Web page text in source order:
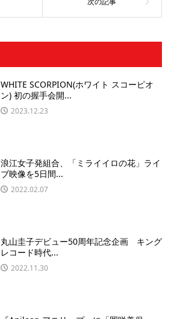
WHITE SCORPION(ホワイト スコーピオ
ン) 初の握手会開...
2023.12.23
浪江女子発組合、「ミライイロの花」ライ
ブ映像を5日間...
2022.02.07
丸山圭子デビュー50周年記念企画 キング
レコード時代...
2022.11.30